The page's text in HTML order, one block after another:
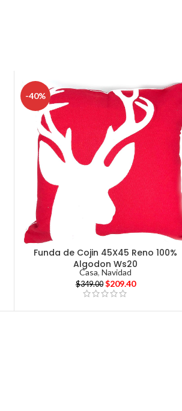
-40%
Funda de Cojin 45X45 Reno 100%
Algodon Ws20
Casa,Navidad
$349.00 $209.40